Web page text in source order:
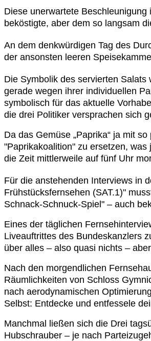
Diese unerwartete
beköstigte, aber dem so langsam
An dem denkwürdigen Tag des
der ansonsten leeren
Die Symbolik des servierten
gerade wegen ihrer individuellen
symbolisch für das aktuelle
die drei Politiker versprachen sich
Da das Gemüse „Paprika“ ja mit
"Paprikakoalition" zu ersetzen,
die Zeit mittlerweile auf fünf Uhr
Für die anstehenden Interviews in
Frühstücksfernsehen (SAT.1)"
Schnack-Schnuck-Spiel" – auch
Eines der täglichen
Liveauftrittes des Bundeskanzlers
über alles – also quasi nichts –
Nach den morgendlichen
Räumlichkeiten von Schloss
nach aerodynamischen
Selbst: Entdecke und entfessele
Manchmal ließen sich die Drei
Hubschrauber – je nach